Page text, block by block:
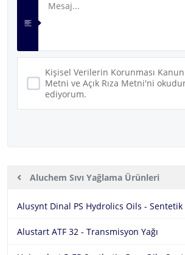
Kişisel Verilerin Korunması
Metni ve Açık Rıza Metni'ni
ediyorum.
Hakkımızda
Ürünler
Ürünler
Aluchem
Aluchem
Aluchem Sıvı Yağlama Ürünleri
Aluchem Sıvı Yağlama Ürünleri
Alusynt Dinal PS Hydrolics Oils - Sentetik
Alustart ATF 32 - Transmisyon Yağı
Aluchem Gres Yağlama Ürünleri
Fluitec
Sektörler